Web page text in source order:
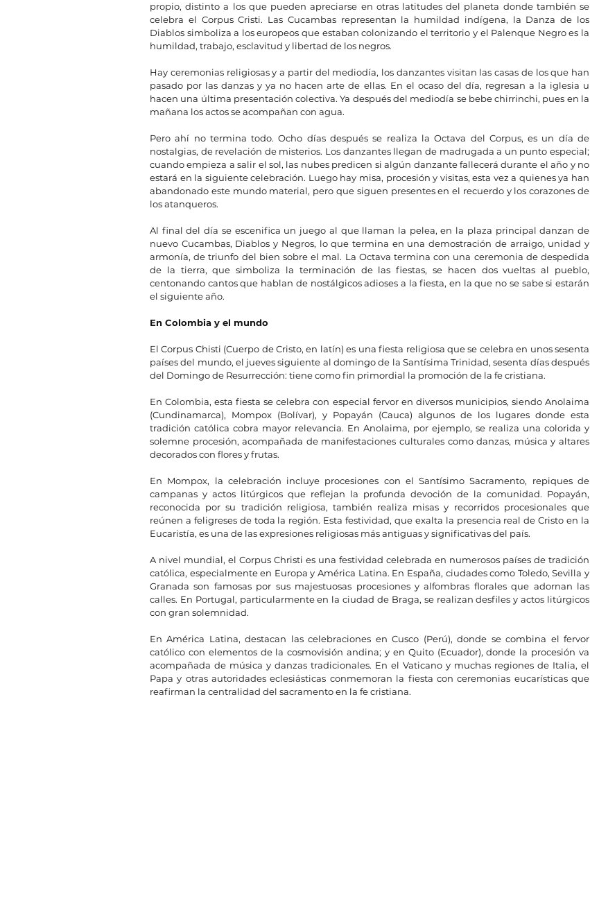
propio, distinto a los que pueden apreciarse en otras latitudes del planeta donde también se
celebra el Corpus Cristi. Las Cucambas representan la humildad indígena, la Danza de los
Diablos simboliza a los europeos que estaban colonizando el territorio y el Palenque Negro es la
humildad, trabajo, esclavitud y libertad de los negros.
Hay ceremonias religiosas y a partir del mediodía, los danzantes visitan las casas de los que han
pasado por las danzas y ya no hacen arte de ellas. En el ocaso del día, regresan a la iglesia u
hacen una última presentación colectiva. Ya después del mediodía se bebe chirrinchi, pues en la
mañana los actos se acompañan con agua.
Pero ahí no termina todo. Ocho días después se realiza la Octava del Corpus, es un día de
nostalgias, de revelación de misterios. Los danzantes llegan de madrugada a un punto especial;
cuando empieza a salir el sol, las nubes predicen si algún danzante fallecerá durante el año y no
estará en la siguiente celebración. Luego hay misa, procesión y visitas, esta vez a quienes ya han
abandonado este mundo material, pero que siguen presentes en el recuerdo y los corazones de
los atanqueros.
Al final del día se escenifica un juego al que llaman la pelea, en la plaza principal danzan de
nuevo Cucambas, Diablos y Negros, lo que termina en una demostración de arraigo, unidad y
armonía, de triunfo del bien sobre el mal. La Octava termina con una ceremonia de despedida
de la tierra, que simboliza la terminación de las fiestas, se hacen dos vueltas al pueblo,
centonando cantos que hablan de nostálgicos adioses a la fiesta, en la que no se sabe si estarán
el siguiente año.
En Colombia y el mundo
El Corpus Chisti (Cuerpo de Cristo, en latín) es una fiesta religiosa que se celebra en unos sesenta
países del mundo, el jueves siguiente al domingo de la Santísima Trinidad, sesenta días después
del Domingo de Resurrección: tiene como fin primordial la promoción de la fe cristiana.
En Colombia, esta fiesta se celebra con especial fervor en diversos municipios, siendo Anolaima
(Cundinamarca), Mompox (Bolívar), y Popayán (Cauca) algunos de los lugares donde esta
tradición católica cobra mayor relevancia. En Anolaima, por ejemplo, se realiza una colorida y
solemne procesión, acompañada de manifestaciones culturales como danzas, música y altares
decorados con flores y frutas.
En Mompox, la celebración incluye procesiones con el Santísimo Sacramento, repiques de
campanas y actos litúrgicos que reflejan la profunda devoción de la comunidad. Popayán,
reconocida por su tradición religiosa, también realiza misas y recorridos procesionales que
reúnen a feligreses de toda la región. Esta festividad, que exalta la presencia real de Cristo en la
Eucaristía, es una de las expresiones religiosas más antiguas y significativas del país.
A nivel mundial, el Corpus Christi es una festividad celebrada en numerosos países de tradición
católica, especialmente en Europa y América Latina. En España, ciudades como Toledo, Sevilla y
Granada son famosas por sus majestuosas procesiones y alfombras florales que adornan las
calles. En Portugal, particularmente en la ciudad de Braga, se realizan desfiles y actos litúrgicos
con gran solemnidad.
En América Latina, destacan las celebraciones en Cusco (Perú), donde se combina el fervor
católico con elementos de la cosmovisión andina; y en Quito (Ecuador), donde la procesión va
acompañada de música y danzas tradicionales. En el Vaticano y muchas regiones de Italia, el
Papa y otras autoridades eclesiásticas conmemoran la fiesta con ceremonias eucarísticas que
reafirman la centralidad del sacramento en la fe cristiana.